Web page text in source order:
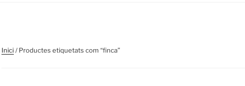
Inici / Productes etiquetats com “finca”